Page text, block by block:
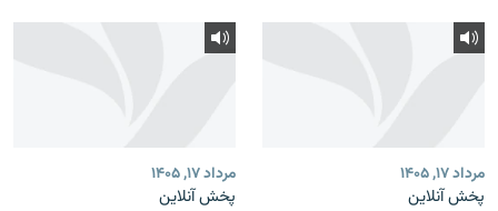
مرداد ۱۷, ۱۴۰۵
پخش آنلاین
مرداد ۱۷, ۱۴۰۵
پخش آنلاین